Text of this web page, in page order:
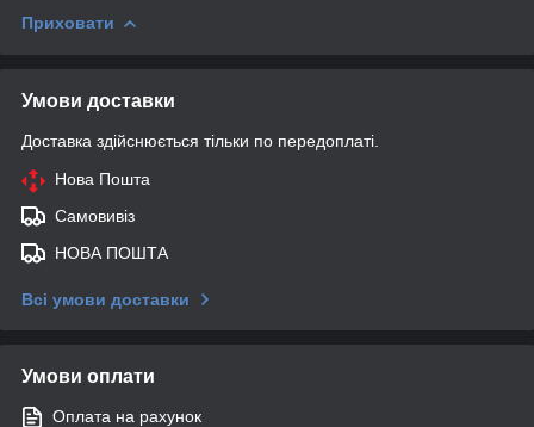
Приховати
Умови доставки
Доставка здійснюється тільки по передоплаті.
Нова Пошта
Самовивіз
НОВА ПОШТА
Всі умови доставки
Умови оплати
Оплата на рахунок